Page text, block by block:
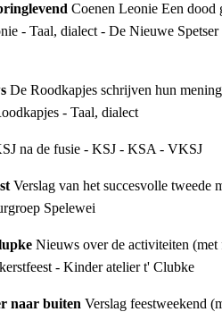
Coenen Leonie Een dood
- Taal, dialect - De Nieuwe
De Roodkapjes schrijven hun
- Taal, dialect
na de fusie - KSJ - KSA - VKSJ
Verslag van het succesvolle tweede
Spelewei
Nieuws over de activiteiten (met
- Kinder atelier t' Clubke
naar buiten Verslag feestweekend